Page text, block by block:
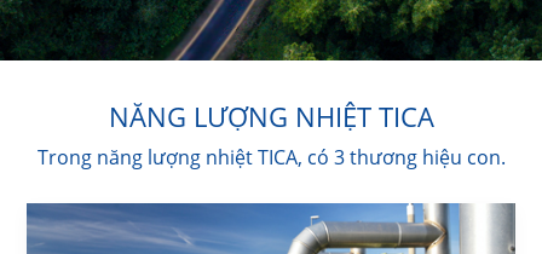
NĂNG LƯỢNG NHIỆT TICA
Trong năng lượng nhiệt TICA, có 3 thương hiệu con.